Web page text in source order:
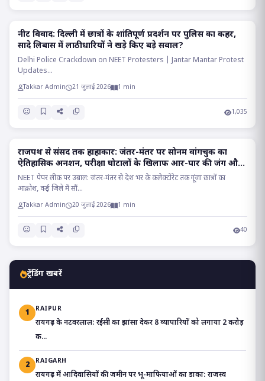
POLITICS
​नीट विवाद: दिल्ली में छात्रों के शांतिपूर्ण प्रदर्शन पर पुलिस का कहर,
सादे लिबास में लाठीधारियों ने खड़े किए बड़े सवाल?
Delhi Police Crackdown on NEET Protesters | Jantar Mantar Protest
Updates...
Takkar Admin 21 जुलाई 2026 1 min
1,035
NATIONAL
राजपथ से संसद तक हाहाकार: जंतर-मंतर पर सोनम वांगचुक का
ऐतिहासिक अनशन, परीक्षा घोटालों के खिलाफ आर-पार की जंग और
संसद मार्च का प्रचंड शंखनाद..
NEET पेपर लीक पर उबाल: जंतर-मंतर से देश भर के कलेक्टोरेट तक गूंजा छात्रों का
आक्रोश, कई जिले में सौं...
Takkar Admin 20 जुलाई 2026 1 min
40
ट्रेंडिंग खबरें
1 RAIPUR
रायगढ़ के नटवरलाल: रईसी का झांसा देकर 8 व्यापारियों को लगाया 2 करोड़
क...
2 RAIGARH
रायगढ़ में आदिवासियों की जमीन पर भू-माफियाओं का डाका: राजस्व